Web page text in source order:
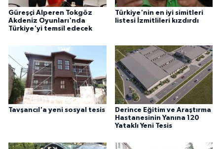
Güreşçi Alperen Tokgöz
Akdeniz Oyunları'nda
Türkiye'yi temsil edecek
Türkiye'nin en iyi simitleri
listesi İzmitlileri kızdırdı
Tavşancıl'a yeni sosyal tesis
Derince Eğitim ve Araştırma
Hastanesinin Yanına 120
Yataklı Yeni Tesis